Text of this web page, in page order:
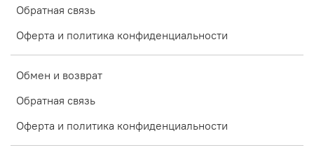
Обратная связь
Оферта и политика конфиденциальности
Обмен и возврат
Обратная связь
Оферта и политика конфиденциальности